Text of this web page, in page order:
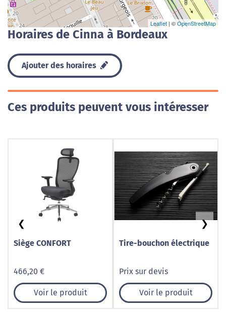
Leaflet | ©OpenStreetMap
Horaires de Cinna à Bordeaux
Ajouter des horaires
Ces produits peuvent vous intéresser
Siège CONFORT
466,20 €
Voir le produit
Tire-bouchon électrique
Prix sur devis
Voir le produit
❮ ❯